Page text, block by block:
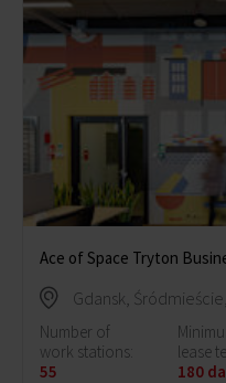
Ace of Space Tryton
Gdansk,
Number of
work stations:
55
lease
180